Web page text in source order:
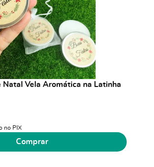
Natal Vela Aromática na Latinha
no PIX
Comprar